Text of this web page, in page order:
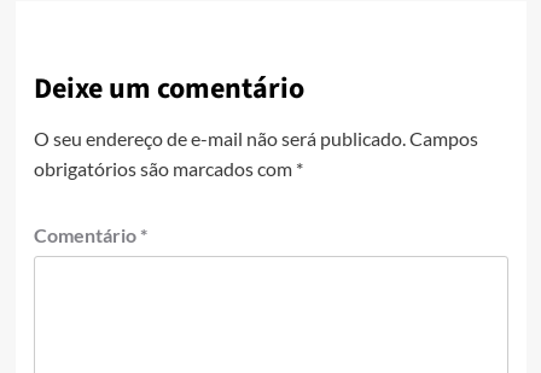
Deixe um comentário
O seu endereço de e-mail não será publicado. Campos
obrigatórios são marcados com *
Comentário *